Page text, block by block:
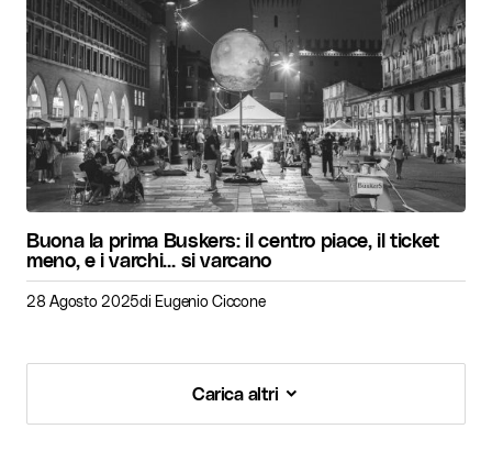
Buona la prima Buskers: il centro piace, il ticket
meno, e i varchi… si varcano
28 Agosto 2025di Eugenio Ciccone
Carica altri